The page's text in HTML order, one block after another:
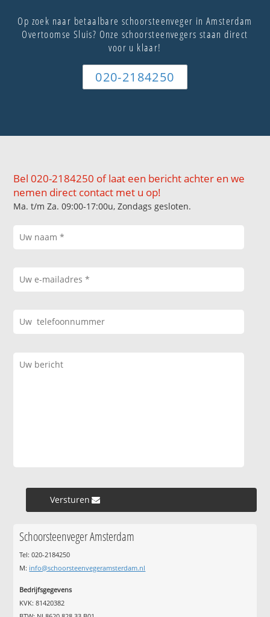
Op zoek naar betaalbare schoorsteenveger in Amsterdam
Overtoomse Sluis? Onze schoorsteenvegers staan direct
voor u klaar!
020-2184250
Bel 020-2184250 of laat een bericht achter en we
nemen direct contact met u op!
Ma. t/m Za. 09:00-17:00u, Zondags gesloten.
Versturen »
Schoorsteenveger Amsterdam
Tel: 020-2184250
M: info@schoorsteenvegeramsterdam.nl
Bedrijfsgegevens
KVK: 81420382